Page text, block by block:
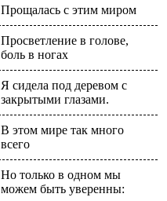
Прощалась с этим миром
Просветление в голове,
боль в ногах
Я сидела под деревом с
закрытыми глазами.
В этом мире так много
всего
Но только в одном мы
можем быть уверенны: